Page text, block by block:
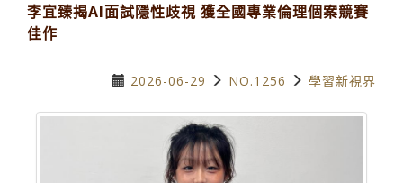
李宜臻揭AI面試隱性歧視 獲全國專業倫理個案競賽
佳作
2026-06-29 NO.1256 學習新視界